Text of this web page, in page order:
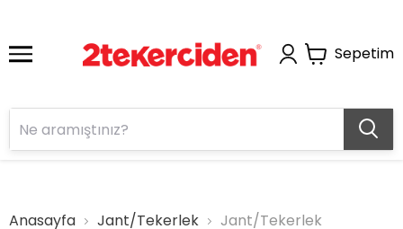
Sepetim
Anasayfa Jant/Tekerlek Jant/Tekerlek